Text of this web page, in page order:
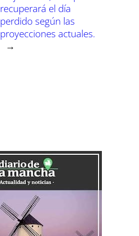
recuperará el día
perdido según las
proyecciones actuales.
→